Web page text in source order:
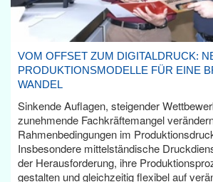
VOM OFFSET ZUM DIGITALDRUCK:
PRODUKTIONSMODELLE FÜR EINE
WANDEL
Sinkende Auflagen, steigender
zunehmende Fachkräftemangel
Rahmenbedingungen im
Insbesondere mittelständische
der Herausforderung, ihre
gestalten und gleichzeitig flexibel auf